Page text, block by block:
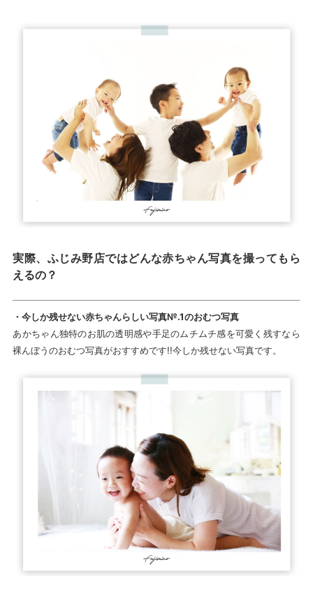
実際、ふじみ野店ではどんな赤ちゃん写真を撮ってもら
えるの？
・今しか残せない赤ちゃんらしい写真№.1のおむつ写真
あかちゃん独特のお肌の透明感や手足のムチムチ感を可愛く残すなら
裸んぼうのおむつ写真がおすすめです!!今しか残せない写真です。